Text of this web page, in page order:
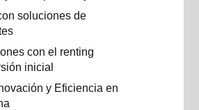
soluciones de
con el renting
inicial
y Eficiencia en